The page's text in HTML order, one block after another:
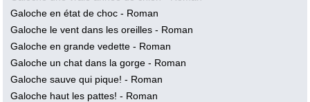
Galoche en état de choc- Roman
Galoche le vent dans les oreilles- Roman
Galoche en grande vedette- Roman
Galoche un chat dans la gorge- Roman
Galoche sauve qui pique!- Roman
Galoche haut les pattes!- Roman